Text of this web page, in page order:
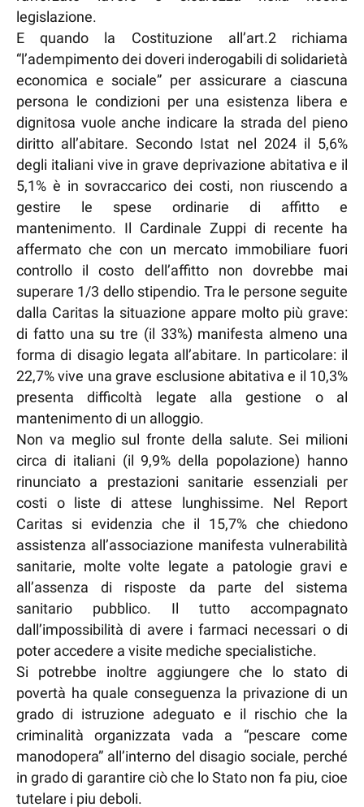
legislazione.
E quando la Costituzione all’art.2 richiama
“l’adempimento dei doveri inderogabili di solidarietà
economica e sociale” per assicurare a ciascuna
persona le condizioni per una esistenza libera e
dignitosa vuole anche indicare la strada del pieno
diritto all’abitare. Secondo Istat nel 2024 il 5,6%
degli italiani vive in grave deprivazione abitativa e il
5,1% è in sovraccarico dei costi, non riuscendo a
gestire le spese ordinarie di affitto e
mantenimento. Il Cardinale Zuppi di recente ha
affermato che con un mercato immobiliare fuori
controllo il costo dell’affitto non dovrebbe mai
superare 1/3 dello stipendio. Tra le persone seguite
dalla Caritas la situazione appare molto più grave:
di fatto una su tre (il 33%) manifesta almeno una
forma di disagio legata all’abitare. In particolare: il
22,7% vive una grave esclusione abitativa e il 10,3%
presenta difficoltà legate alla gestione o al
mantenimento di un alloggio.
Non va meglio sul fronte della salute. Sei milioni
circa di italiani (il 9,9% della popolazione) hanno
rinunciato a prestazioni sanitarie essenziali per
costi o liste di attese lunghissime. Nel Report
Caritas si evidenzia che il 15,7% che chiedono
assistenza all’associazione manifesta vulnerabilità
sanitarie, molte volte legate a patologie gravi e
all’assenza di risposte da parte del sistema
sanitario pubblico. Il tutto accompagnato
dall’impossibilità di avere i farmaci necessari o di
poter accedere a visite mediche specialistiche.
Si potrebbe inoltre aggiungere che lo stato di
povertà ha quale conseguenza la privazione di un
grado di istruzione adeguato e il rischio che la
criminalità organizzata vada a “pescare come
manodopera” all’interno del disagio sociale, perché
in grado di garantire ciò che lo Stato non fa piu, cioe
tutelare i piu deboli.